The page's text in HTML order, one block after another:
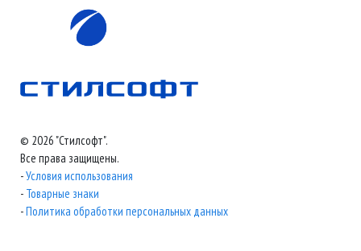
© 2026 "Стилсофт".
Все права защищены.
-Условия использования
- Товарные знаки
-Политика обработки персональных данных